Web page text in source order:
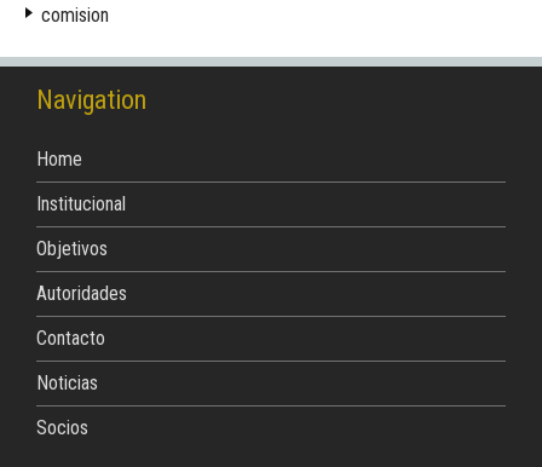
comision
Navigation
Home
Institucional
Objetivos
Autoridades
Contacto
Noticias
Socios